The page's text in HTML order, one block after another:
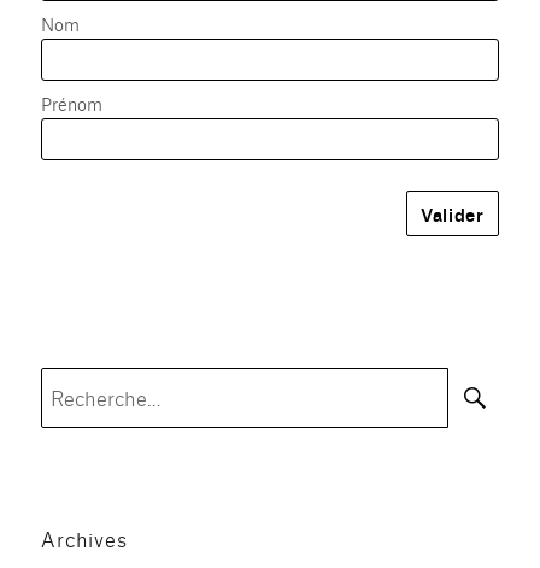
Nom
Prénom
Archives